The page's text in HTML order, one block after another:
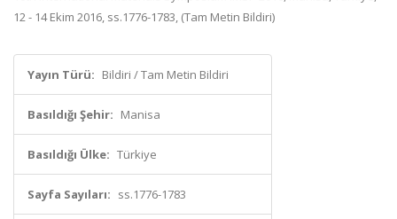
12 - 14 Ekim 2016, ss.1776-1783, (Tam Metin Bildiri)
Yayın Türü: Bildiri / Tam Metin Bildiri
Basıldığı Şehir: Manisa
Basıldığı Ülke: Türkiye
Sayfa Sayıları: ss.1776-1783